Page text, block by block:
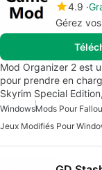
4.9
Gérez
Mod Organizer 2 est
pour prendre en
Skyrim Special
WindowsMods Pour
Jeux Modifiés Pour